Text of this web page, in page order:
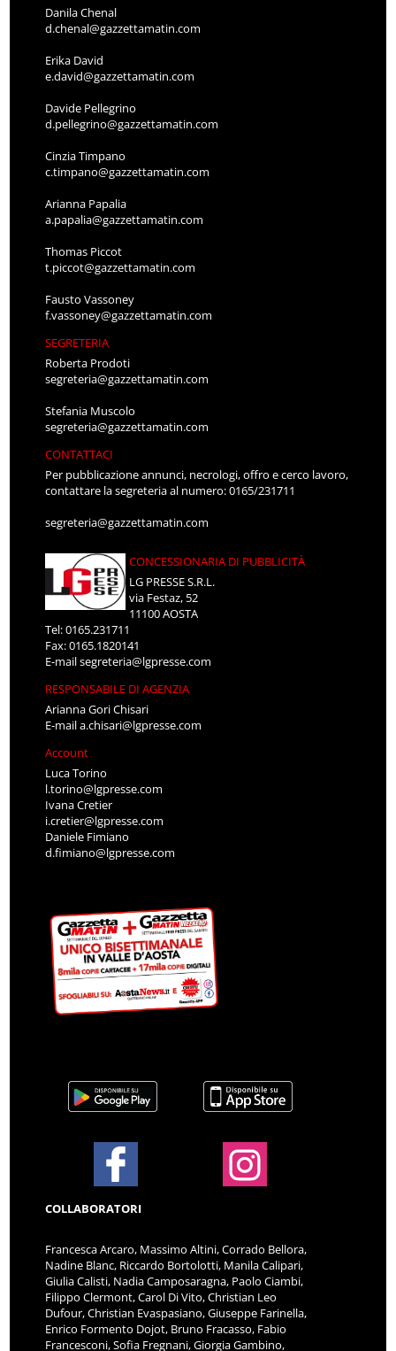
Danila Chenal
d.chenal@gazzettamatin.com
Erika David
e.david@gazzettamatin.com
Davide Pellegrino
d.pellegrino@gazzettamatin.com
Cinzia Timpano
c.timpano@gazzettamatin.com
Arianna Papalia
a.papalia@gazzettamatin.com
Thomas Piccot
t.piccot@gazzettamatin.com
Fausto Vassoney
f.vassoney@gazzettamatin.com
SEGRETERIA
Roberta Prodoti
segreteria@gazzettamatin.com
Stefania Muscolo
segreteria@gazzettamatin.com
CONTATTACI
Per pubblicazione annunci, necrologi, offro e cerco lavoro,
contattare la segreteria al numero: 0165/231711
segreteria@gazzettamatin.com
CONCESSIONARIA DI PUBBLICITÀ
LG PRESSE S.R.L.
via Festaz, 52
11100 AOSTA
Tel: 0165.231711
Fax: 0165.1820141
E-mailsegreteria@lgpresse.com
RESPONSABILE DI AGENZIA
Arianna Gori Chisari
E-maila.chisari@lgpresse.com
Account
Luca Torino
l.torino@lgpresse.com
Ivana Cretier
i.cretier@lgpresse.com
Daniele Fimiano
d.fimiano@lgpresse.com
COLLABORATORI
Francesca Arcaro, Massimo Altini, Corrado Bellora,
Nadine Blanc, Riccardo Bortolotti, Manila Calipari,
Giulia Calisti, Nadia Camposaragna, Paolo Ciambi,
Filippo Clermont, Carol Di Vito, Christian Leo
Dufour, Christian Evaspasiano, Giuseppe Farinella,
Enrico Formento Dojot, Bruno Fracasso, Fabio
Francesconi, Sofia Fregnani, Giorgia Gambino,